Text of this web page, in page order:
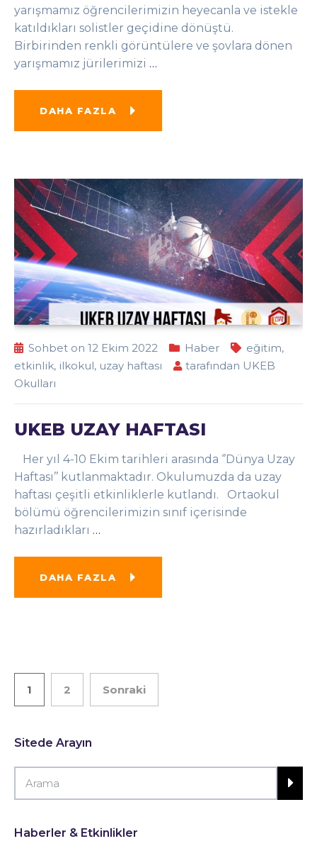
yarışmamız öğrencilerimizin heyecanla ve istekle
katıldıkları solistler geçidine dönüştü.
Birbirinden renkli görüntülere ve şovlara dönen
yarışmamız jürilerimizi …
DAHA FAZLA
Sohbet on 12 Ekim 2022 Haber eğitim,
etkinlik, ilkokul, uzay haftası tarafından UKEB
Okulları
UKEB UZAY HAFTASI
Her yıl 4-10 Ekim tarihleri arasında ‘’Dünya Uzay
Haftası’’ kutlanmaktadır. Okulumuzda da uzay
haftası çeşitli etkinliklerle kutlandı. Ortaokul
bölümü öğrencilerimizin sınıf içerisinde
hazırladıkları …
DAHA FAZLA
1 2 Sonraki
Sitede Arayın
Haberler & Etkinlikler